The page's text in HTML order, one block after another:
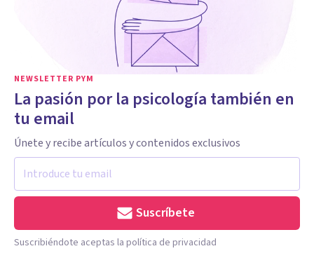
NEWSLETTER PYM
La pasión por la psicología también en
tu email
Únete y recibe artículos y contenidos exclusivos
Suscríbete
Suscribiéndote aceptas la política de privacidad